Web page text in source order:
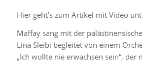
Hier geht’s zum Artikel mit Video
Maffay sang mit der
Lina Sleibi begleitet von einem
„Ich wollte nie erwachsen sein“, der